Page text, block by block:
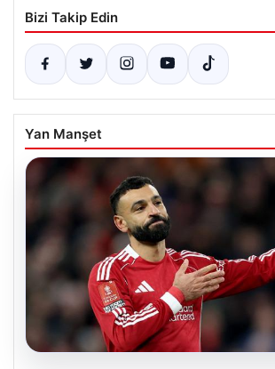
Bizi Takip Edin
Yan Manşet